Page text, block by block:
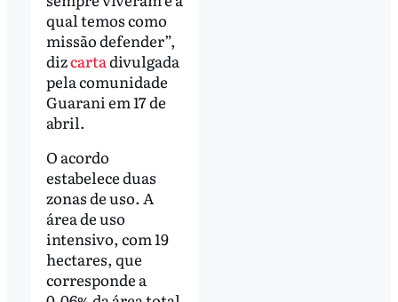
qual temos como
missão defender”,
dizcartadivulgada
pela comunidade
Guarani em 17 de
abril.
O acordo
estabelece duas
zonas de uso. A
área de uso
intensivo, com 19
hectares, que
corresponde a